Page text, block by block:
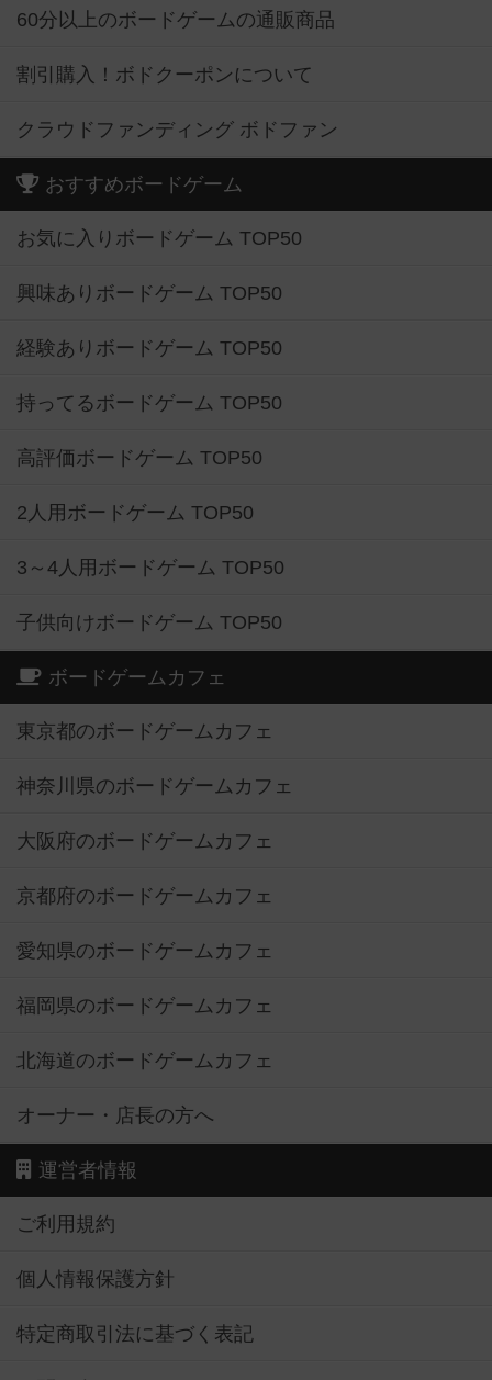
60分以上のボードゲームの通販商品
割引購入！ボドクーポンについて
クラウドファンディング ボドファン
おすすめボードゲーム
お気に入りボードゲーム TOP50
興味ありボードゲーム TOP50
経験ありボードゲーム TOP50
持ってるボードゲーム TOP50
高評価ボードゲーム TOP50
2人用ボードゲーム TOP50
3～4人用ボードゲーム TOP50
子供向けボードゲーム TOP50
ボードゲームカフェ
東京都のボードゲームカフェ
神奈川県のボードゲームカフェ
大阪府のボードゲームカフェ
京都府のボードゲームカフェ
愛知県のボードゲームカフェ
福岡県のボードゲームカフェ
北海道のボードゲームカフェ
オーナー・店長の方へ
運営者情報
ご利用規約
個人情報保護方針
特定商取引法に基づく表記